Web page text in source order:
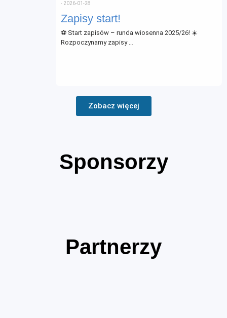
Zapisy start!
⋅ 2026-01-28
⚽ Start zapisów – runda wiosenna 2025/26! ☀️
Rozpoczynamy zapisy …
Zobacz więcej
Sponsorzy
Partnerzy